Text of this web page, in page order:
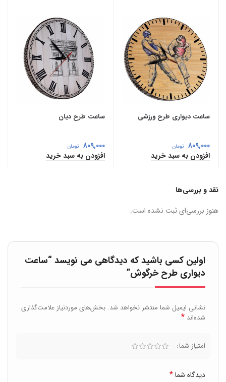
ساعت دیواری طرح ورزشی
809,000 تومان
افزودن به سبد خرید
ساعت طرح دیان
809,000 تومان
افزودن به سبد خرید
نقد و بررسی‌ها
هنوز بررسی‌ای ثبت نشده است.
اولین کسی باشید که دیدگاهی می نویسد “ساعت
دیواری طرح خرگوش”
نشانی ایمیل شما منتشر نخواهد شد. بخش‌های موردنیاز علامت‌گذاری
شده‌اند *
امتیاز شما
دیدگاه شما*